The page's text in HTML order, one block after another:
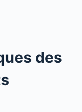
des